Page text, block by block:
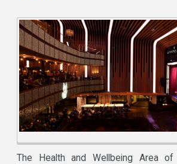
The Health and Wellbeing Area of